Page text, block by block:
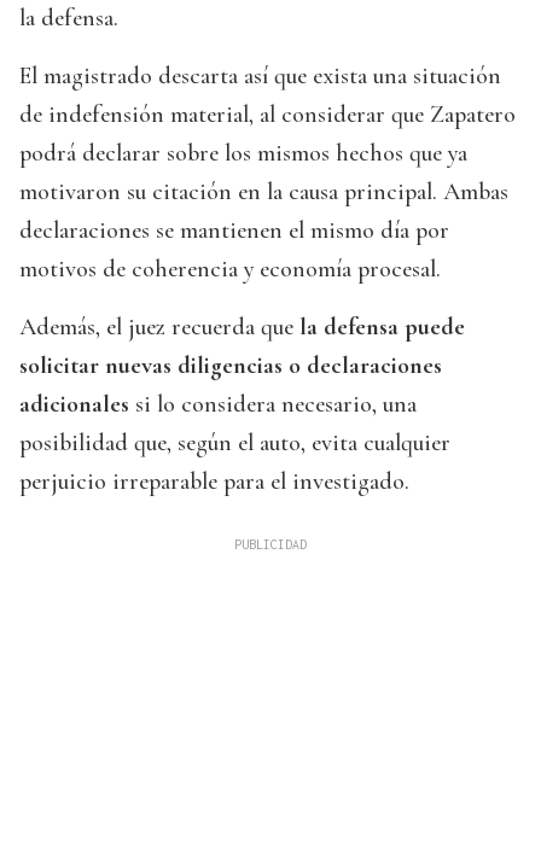
la defensa.
El magistrado descarta así que exista una situación
de indefensión material, al considerar que Zapatero
podrá declarar sobre los mismos hechos que ya
motivaron su citación en la causa principal. Ambas
declaraciones se mantienen el mismo día por
motivos de coherencia y economía procesal.
Además, el juez recuerda que la defensa puede
solicitar nuevas diligencias o declaraciones
adicionales si lo considera necesario, una
posibilidad que, según el auto, evita cualquier
perjuicio irreparable para el investigado.